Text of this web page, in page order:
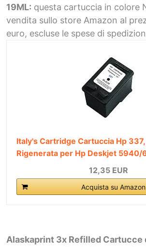
19ML: questa cartuccia in colore
vendita sullo store Amazon al
euro, escluse le spese di
Italy's Cartridge Cartuccia Hp
Rigenerata per Hp Deskjet 5940/
12,35 EUR
Acquista su Amazon
Alaskaprint 3x Refilled Cartucce